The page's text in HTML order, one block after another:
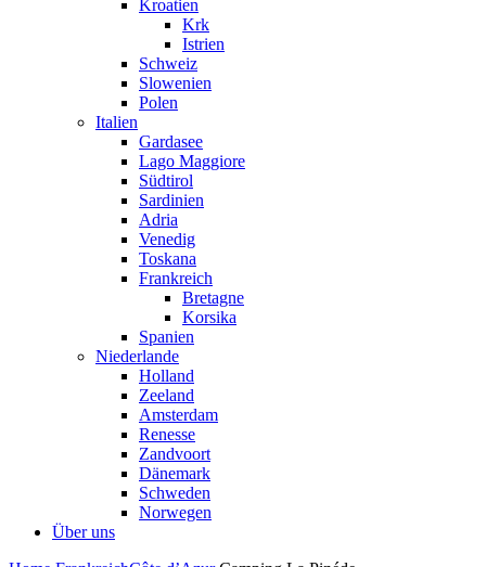
Kroatien
Krk
Istrien
Schweiz
Slowenien
Polen
Italien
Gardasee
Lago Maggiore
Südtirol
Sardinien
Adria
Venedig
Toskana
Frankreich
Bretagne
Korsika
Spanien
Niederlande
Holland
Zeeland
Amsterdam
Renesse
Zandvoort
Dänemark
Schweden
Norwegen
Über uns